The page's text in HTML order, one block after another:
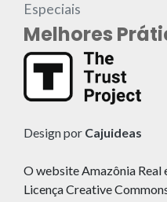
Especiais
Melhores
Design por Cajuideas
O website Amazônia Real
Licença Creative